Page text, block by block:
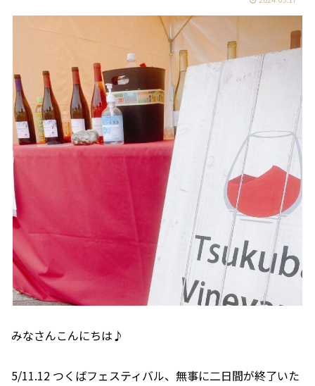
みなさんこんにちは♪
5/11.12 つくばフェスティバル、無事に二日間が終了いた